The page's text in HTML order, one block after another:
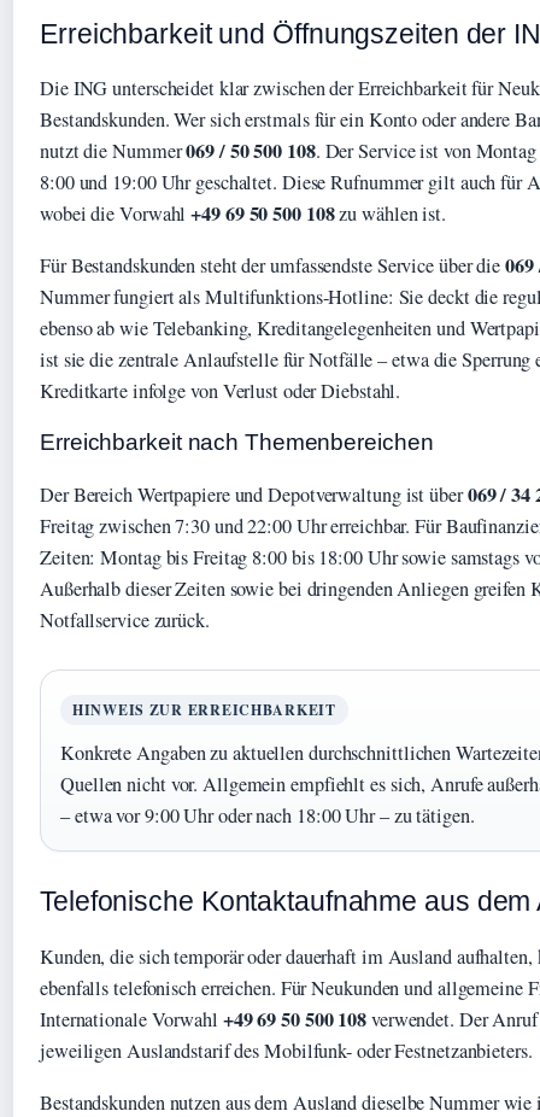
Erreichbarkeit und Öffnungszeiten der
Die ING unterscheidet klar zwischen der Erreichbarkeit für
Bestandskunden. Wer sich erstmals für ein Konto oder andere
nutzt die Nummer069 / 50 500 108. Der Service ist von
8:00 und 19:00 Uhr geschaltet. Diese Rufnummer gilt auch für
wobei die Vorwahl+49 69 50 500 108zu wählen ist.
Für Bestandskunden steht der umfassendste Service über die069
Nummer fungiert als Multifunktions-Hotline: Sie deckt die
ebenso ab wie Telebanking, Kreditangelegenheiten und
ist sie die zentrale Anlaufstelle für Notfälle – etwa die Sperrung
Kreditkarte infolge von Verlust oder Diebstahl.
Erreichbarkeit nach Themenbereichen
Der Bereich Wertpapiere und Depotverwaltung ist über069 / 34
Freitag zwischen 7:30 und 22:00 Uhr erreichbar. Für
Zeiten: Montag bis Freitag 8:00 bis 18:00 Uhr sowie samstags
Außerhalb dieser Zeiten sowie bei dringenden Anliegen greifen
Notfallservice zurück.
HINWEIS ZUR ERREICHBARKEIT
Konkrete Angaben zu aktuellen durchschnittlichen
Quellen nicht vor. Allgemein empfiehlt es sich, Anrufe
– etwa vor 9:00 Uhr oder nach 18:00 Uhr – zu tätigen.
Telefonische Kontaktaufnahme aus dem
Kunden, die sich temporär oder dauerhaft im Ausland
ebenfalls telefonisch erreichen. Für Neukunden und allgemeine
Internationale Vorwahl +49 69 50 500 108verwendet. Der
jeweiligen Auslandstarif des Mobilfunk- oder Festnetzanbieters.
Bestandskunden nutzen aus dem Ausland dieselbe Nummer